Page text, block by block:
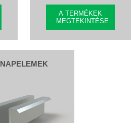
A TERMÉKEK
MEGTEKINTÉSE
NAPELEMEK